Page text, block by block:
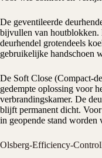
De geventileerde
bijvullen van
deurhendel grotendeels
gebruikelijke handschoen
De Soft Close (Compact-
gedempte oplossing voor
verbrandingskamer. De
blijft permanent dicht.
in geopende stand worden
Olsberg-Efficiency-